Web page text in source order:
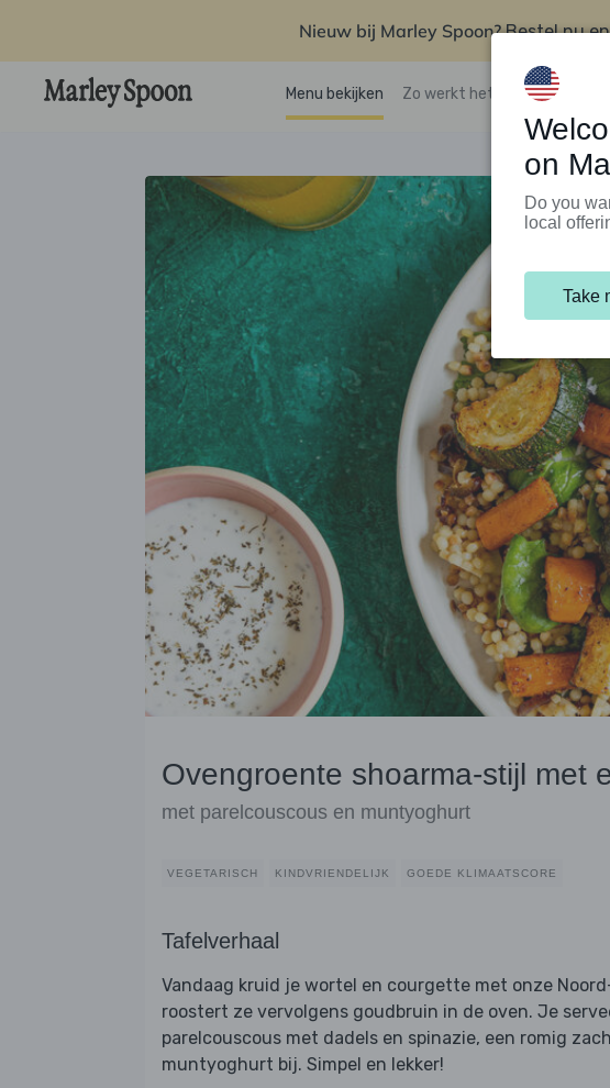
Nieuw bij Marley Spoon?Bestel nu
Menu bekijken Zo werkt het Klantenservice
Ovengroente shoarma-stijl met
met parelcouscous en muntyoghurt
VEGETARISCH KINDVRIENDELIJK GOEDE KLIMAATSCORE
Tafelverhaal
Vandaag kruid je wortel en courgette met onze
roostert ze vervolgens goudbruin in de oven. Je
parelcouscous met dadels en spinazie, een romig
muntyoghurt bij. Simpel en lekker!
on
Do you
local
Take